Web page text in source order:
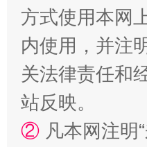
方式使用本网
内使用，并注
关法律责任和
站反映。
② 凡本网注明